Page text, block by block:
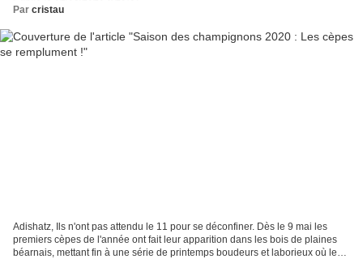
Par cristau
Adishatz, Ils n'ont pas attendu le 11 pour se déconfiner. Dès le 9 mai les
premiers cèpes de l'année ont fait leur apparition dans les bois de plaines
béarnais, mettant fin à une série de printemps boudeurs et laborieux où les